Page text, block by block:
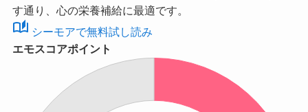
す通り、心の栄養補給に最適です。
auto_stories シーモアで無料試し読み
エモスコアポイント